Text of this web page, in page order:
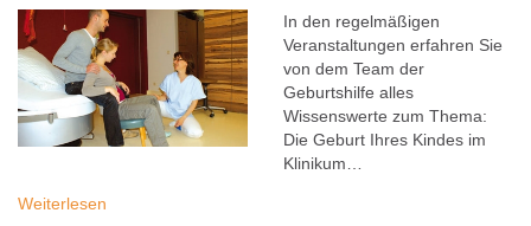
In den regelmäßigen
Veranstaltungen erfahren Sie
von dem Team der
Geburtshilfe alles
Wissenswerte zum Thema:
Die Geburt Ihres Kindes im
Klinikum…
Weiterlesen